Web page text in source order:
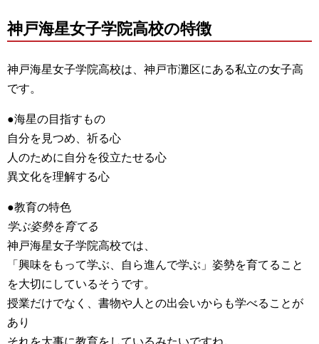
神戸海星女子学院高校の特徴
神戸海星女子学院高校は、神戸市灘区にある私立の女子高
です。
●海星の目指すもの
自分を見つめ、祈る心
人のために自分を役立たせる心
異文化を理解する心
●教育の特色
学ぶ姿勢を育てる
神戸海星女子学院高校では、
「興味をもって学ぶ、自ら進んで学ぶ」姿勢を育てること
を大切にしているそうです。
授業だけでなく、書物や人との出会いからも学べることが
あり
それを大事に教育をしているみたいですね。